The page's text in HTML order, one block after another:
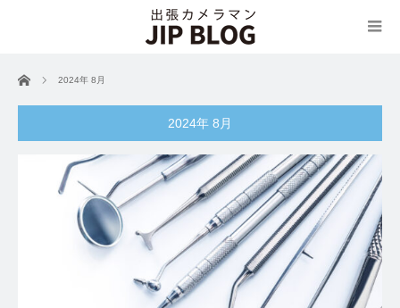
ホーム 2024年 8月
2024年 8月